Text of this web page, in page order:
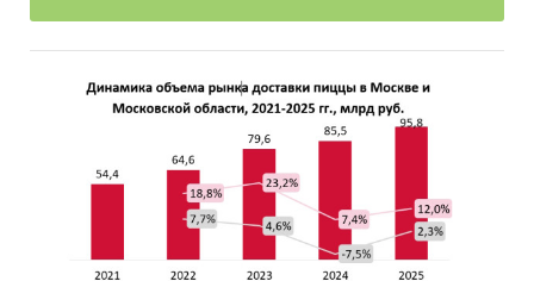
Источники информации
Базы данных государственных органов
Данные Федеральной налоговой службы
Официальные интернет-порталы правовой
информации